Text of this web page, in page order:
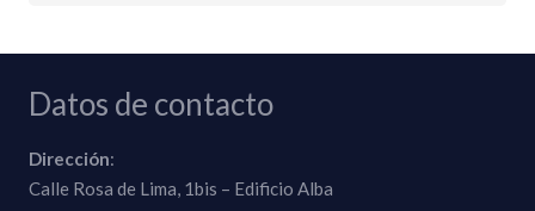
Datos de contacto
Dirección:
Calle Rosa de Lima, 1bis – Edificio Alba